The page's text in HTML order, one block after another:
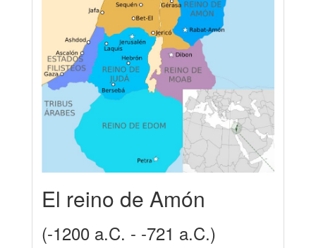
El reino de Amón
(-1200 a.C. - -721 a.C.)